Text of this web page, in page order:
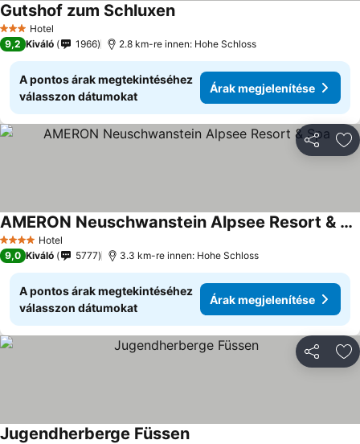
3 Kategória
Hotel
Gutshof zum Schluxen
9,2 Kiváló 1966 2.8 km-re innen: Hohe Schloss
A pontos árak megtekintéséhez
válasszon dátumokat
Árak megjelenítése
4 KategóriaHotel
AMERON Neuschwanstein Alpsee Resort & Spa
9,0 Kiváló 5777 3.3 km-re innen: Hohe Schloss
A pontos árak megtekintéséhez
válasszon dátumokat
Árak megjelenítése
Jugendherberge Füssen